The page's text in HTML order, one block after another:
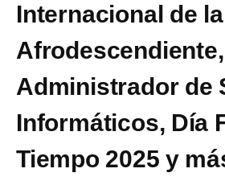
Internacional de
Administrador de
Informáticos, Día
Tiempo 2025 y